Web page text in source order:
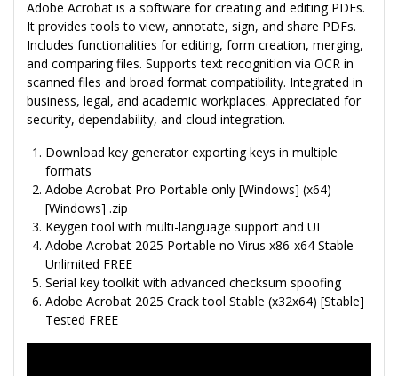
Adobe Acrobat is a software for creating and editing PDFs.
It provides tools to view, annotate, sign, and share PDFs.
Includes functionalities for editing, form creation, merging,
and comparing files. Supports text recognition via OCR in
scanned files and broad format compatibility. Integrated in
business, legal, and academic workplaces. Appreciated for
security, dependability, and cloud integration.
Download key generator exporting keys in multiple
formats
Adobe Acrobat Pro Portable only [Windows] (x64)
[Windows] .zip
Keygen tool with multi-language support and UI
Adobe Acrobat 2025 Portable no Virus x86-x64 Stable
Unlimited FREE
Serial key toolkit with advanced checksum spoofing
Adobe Acrobat 2025 Crack tool Stable (x32x64) [Stable]
Tested FREE